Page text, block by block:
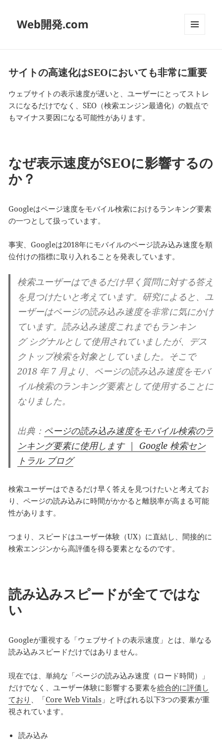
Web開発.com
ット
サイトの高速化はSEOにおいても非常に重要
ウェブサイトの表示速度が遅いと、ユーザーにとってストレ
スになるだけでなく、SEO（検索エンジン最適化）の観点で
もマイナス要因になる可能性があります。
なぜ表示速度がSEOに影響するの
か？
Googleはページ速度をモバイル検索におけるランキング要素
の一つとして扱っています。
事実、Googleは2018年にモバイルのページ読み込み速度を順
位付けの指標に取り入れることを発表しています。
検索ユーザーはできるだけ早く質問に対する答え
を見つけたいと考えています。研究によると、ユ
ーザーはページの読み込み速度を非常に気にかけ
ています。読み込み速度これまでもランキン
グ シグナルとして使用されていましたが、デス
クトップ検索を対象としていました。そこで
2018 年 7 月より、ページの読み込み速度をモバ
イル検索のランキング要素として使用することに
なりました。
出典： ページの読み込み速度をモバイル検索のラ
ンキング要素に使用します | Google 検索セン
トラル ブログ
検索ユーザーはできるだけ早く答えを見つけたいと考えてお
り、ページの読み込みに時間がかかると離脱率が高まる可能
性があります。
つまり、スピードはユーザー体験（UX）に直結し、間接的に
検索エンジンから高評価を得る要素となるのです。
読み込みスピードが全てではな
い
Googleが重視する「ウェブサイトの表示速度」とは、単なる
読み込みスピードだけではありません。
現在では、単純な「ページの読み込み速度（ロード時間）」
だけでなく、ユーザー体験に影響する要素を総合的に評価し
ており
、「Core Web Vitals 」と呼ばれる以下3つの要素が重
視されています。
読み込み